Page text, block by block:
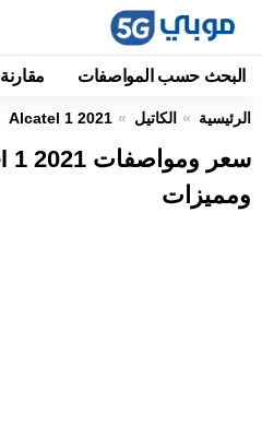
البحث حسب المواصفات
الرئيسية الكاتيل Alcatel 1 2021
ومميزات